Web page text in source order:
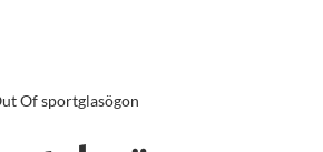
Of sportglasögon